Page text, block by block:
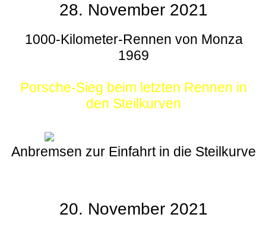
28. November 2021
1000-Kilometer-Rennen von Monza
1969
Porsche-Sieg beim letzten Rennen in
den Steilkurven
Anbremsen zur Einfahrt in die Steilkurve
20. November 2021